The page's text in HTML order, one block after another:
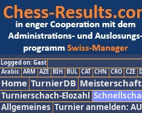
Logged on: Gast
Arabic ARM AZE BIH BUL CAT CHN CRO CZE
Home TurnierDB Meisterschaft
Turnierschach-Elozahl
Allgemeines Turnier anmelden: